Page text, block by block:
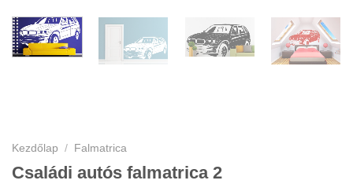
Kezdőlap / Falmatrica
Családi autós falmatrica 2